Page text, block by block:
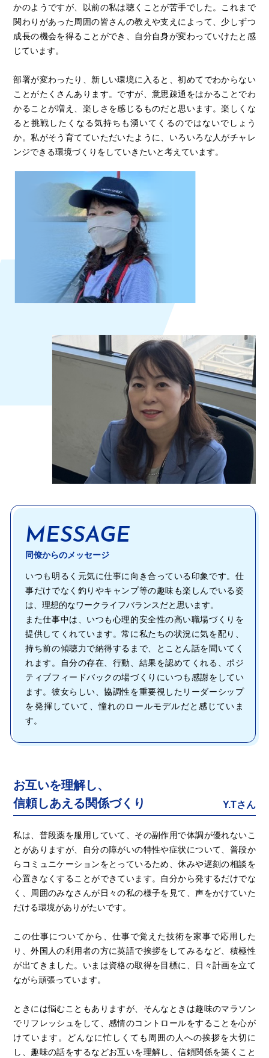
かのようですが、以前の私は聴くことが苦手でした。これまで
関わりがあった周囲の皆さんの教えや支えによって、少しずつ
成長の機会を得ることができ、自分自身が変わっていけたと感
じています。
部署が変わったり、新しい環境に入ると、初めてでわからない
ことがたくさんあります。ですが、意思疎通をはかることでわ
かることが増え、楽しさを感じるものだと思います。楽しくな
ると挑戦したくなる気持ちも湧いてくるのではないでしょう
か。私がそう育てていただいたように、いろいろな人がチャレ
ンジできる環境づくりをしていきたいと考えています。
MESSAGE
同僚からのメッセージ
いつも明るく元気に仕事に向き合っている印象です。仕
事だけでなく釣りやキャンプ等の趣味も楽しんでいる姿
は、理想的なワークライフバランスだと思います。
また仕事中は、いつも心理的安全性の高い職場づくりを
提供してくれています。常に私たちの状況に気を配り、
持ち前の傾聴力で納得するまで、とことん話を聞いてく
れます。自分の存在、行動、結果を認めてくれる、ポジ
ティブフィードバックの場づくりにいつも感謝をしてい
ます。彼女らしい、協調性を重要視したリーダーシップ
を発揮していて、憧れのロールモデルだと感じていま
す。
お互いを理解し、
信頼しあえる関係づくり
Y.Tさん
私は、普段薬を服用していて、その副作用で体調が優れないこ
とがありますが、自分の障がいの特性や症状について、普段か
らコミュニケーションをとっているため、休みや遅刻の相談を
心置きなくすることができています。自分から発するだけでな
く、周囲のみなさんが日々の私の様子を見て、声をかけていた
だける環境がありがたいです。
この仕事についてから、仕事で覚えた技術を家事で応用した
り、外国人の利用者の方に英語で挨拶をしてみるなど、積極性
が出てきました。いまは資格の取得を目標に、日々計画を立て
ながら頑張っています。
ときには悩むこともありますが、そんなときは趣味のマラソン
でリフレッシュをして、感情のコントロールをすることを心が
けています。どんなに忙しくても周囲の人への挨拶を大切に
し、趣味の話をするなどお互いを理解し、信頼関係を築くこと